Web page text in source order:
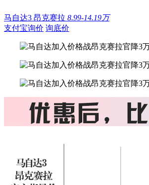
马自达3 昂克赛拉 8.99-14.19万
支付宝询价 询底价